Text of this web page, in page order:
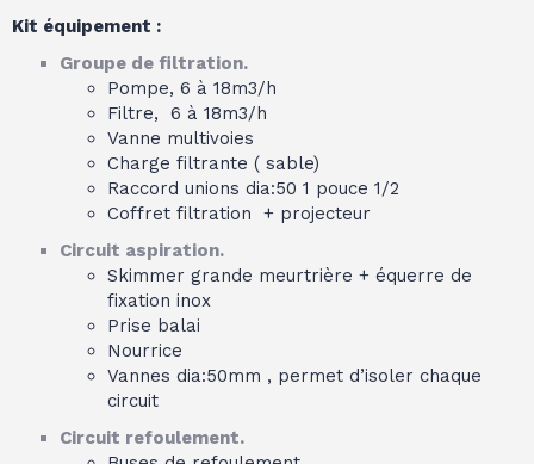
Kit équipement :
Groupe de filtration.
Pompe, 6 à 18m3/h
Filtre, 6 à 18m3/h
Vanne multivoies
Charge filtrante ( sable)
Raccord unions dia:50 1 pouce 1/2
Coffret filtration + projecteur
Circuit aspiration.
Skimmer grande meurtrière + équerre de
fixation inox
Prise balai
Nourrice
Vannes dia:50mm , permet d’isoler chaque
circuit
Circuit refoulement.